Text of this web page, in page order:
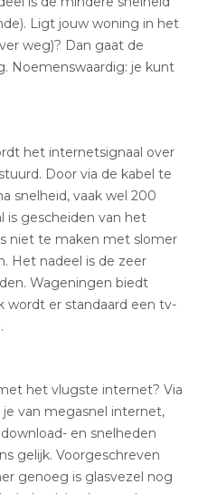
Ligt jouw woning in het
weg)? Dan gaat de
Noemenswaardig: je kunt
het internetsignaal over
Door via de kabel te
snelheid, vaak wel 200
is gescheiden van het
niet te maken met slomer
Het nadeel is de zeer
Wageningen biedt
wordt er standaard een tv-
het vlugste internet? Via
van megasnel internet,
en snelheden
gelijk. Voorgeschreven
genoeg is glasvezel nog